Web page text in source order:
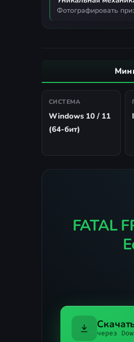
фотографировать
СИСТЕМА
Windows 10 / 11
(64-бит)
FATAL
через